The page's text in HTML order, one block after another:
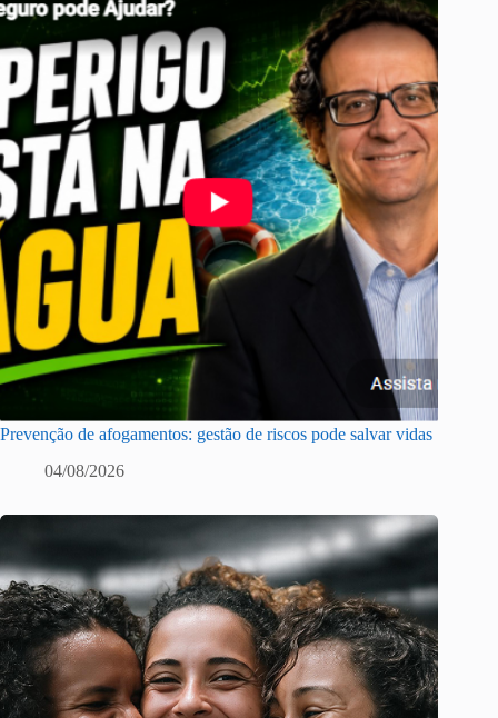
Prevenção de afogamentos: gestão de riscos pode salvar vidas
04/08/2026